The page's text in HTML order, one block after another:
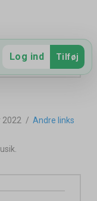
Hent app
Log ind Tilføj
2022 Andre links